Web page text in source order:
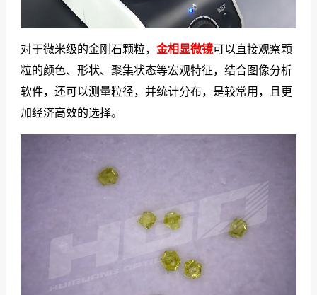
对于微米级的金刚石颗粒， 金相显微镜可以直接观察颗
粒的颜色、形状、聚集状态等宏观特征，结合图像分析
软件，还可以测量粒径，并统计分布，是较常用，且更
加经济高效的选择。